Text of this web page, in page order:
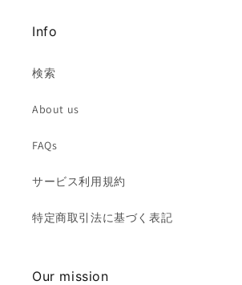
Info
検索
About us
FAQs
サービス利用規約
特定商取引法に基づく表記
Our mission